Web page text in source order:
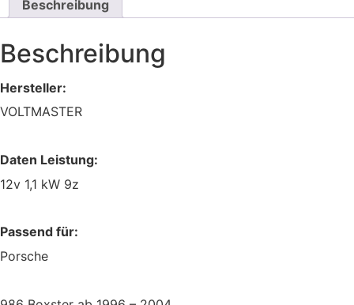
Beschreibung
Beschreibung
Hersteller:
VOLTMASTER
Daten Leistung:
12v 1,1 kW 9z
Passend für:
Porsche